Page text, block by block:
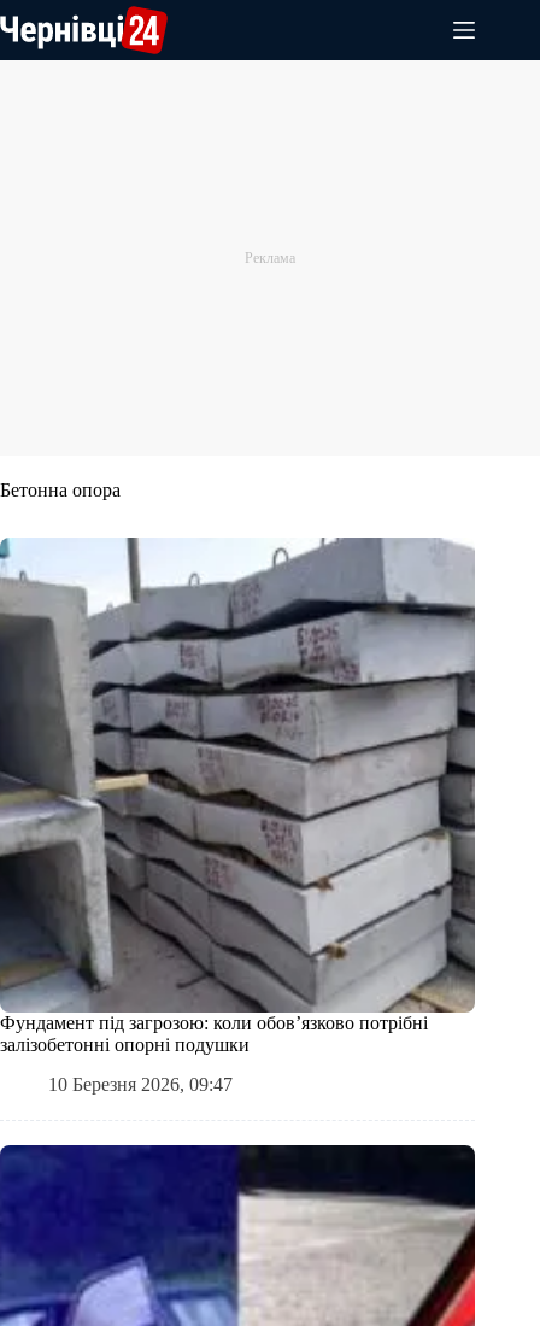
до
вмісту
Бетонна опора
Фундамент під загрозою: коли обов’язково потрібні
залізобетонні опорні подушки
10 Березня 2026, 09:47